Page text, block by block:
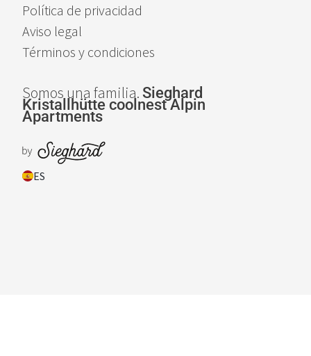
Política de privacidad
Aviso legal
Términos y condiciones
Somos una familia. Sieghard
Kristallhütte coolnestAlpin
Apartments
ES